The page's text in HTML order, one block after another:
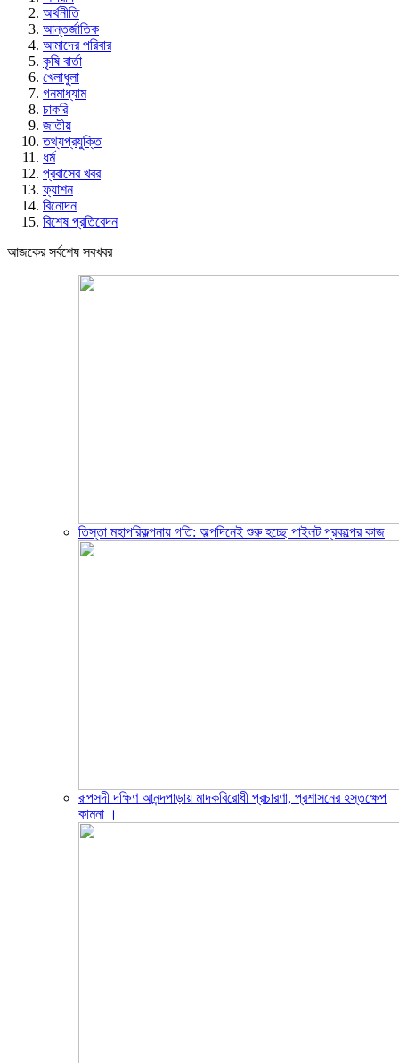
অর্থনীতি
আন্তর্জাতিক
আমাদের পরিবার
কৃষি বার্তা
খেলাধুলা
গনমাধ্যাম
চাকরি
জাতীয়
তথ্যপ্রযুক্তি
ধর্ম
প্রবাসের খবর
ফ্যাশন
বিনোদন
বিশেষ প্রতিবেদন
আজকের সর্বশেষ সবখবর
তিস্তা মহাপরিকল্পনায় গতি: অল্পদিনেই শুরু হচ্ছে পাইলট প্রকল্পের কাজ
রূপসদী দক্ষিণ আনন্দপাড়ায় মাদকবিরোধী প্রচারণা, প্রশাসনের হস্তক্ষেপ
কামনা ‎।